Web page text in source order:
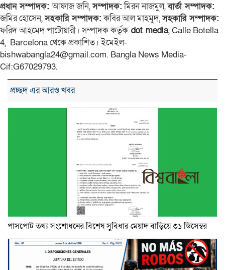
প্রধান সম্পাদক:আফাজ জনি,সম্পাদক:মিরন নাজমুল,বার্তা সম্পাদক:
জমির হোসেন,সহকারি সম্পাদক:কবির আল মাহমুদ,সহকারি সম্পাদক:
ফরিদ আহমেদ পাটোয়ারী। সম্পাদক কর্তৃক dot media, Calle Botella
4, Barcelona থেকে প্রকাশিত। ইমেইল-
bishwabangla24@gmail.com. Bangla News Media-
Cif:G67029793.
প্রচ্ছদ এর আরও খবর
পাসপোর্ট তথ্য সংশোধনের বিশেষ সুবিধার মেয়াদ বাড়িয়ে ৩১ ডিসেম্বর